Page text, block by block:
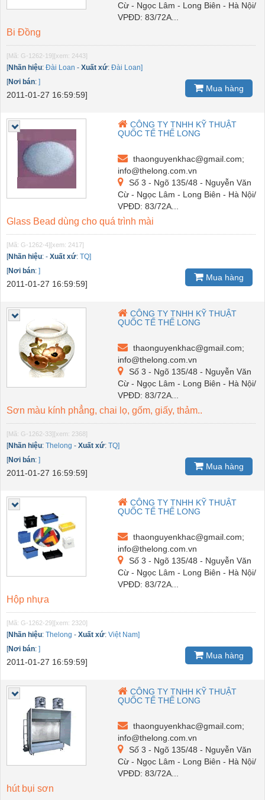
Cừ - Ngọc Lâm - Long Biên - Hà Nội/
VPĐD: 83/72A...
Bi Đồng
[Mã: G-1262-19][xem: 2443]
[Nhãn hiệu: Đài Loan - Xuất xứ: Đài Loan]
[Nơi bán: ]
2011-01-27 16:59:59]
Mua hàng
CÔNG TY TNHH KỸ THUẬT
QUỐC TẾ THẾ LONG
thaonguyenkhac@gmail.com;
info@thelong.com.vn
Số 3 - Ngõ 135/48 - Nguyễn Văn
Cừ - Ngọc Lâm - Long Biên - Hà Nội/
VPĐD: 83/72A...
Glass Bead dùng cho quá trình mài
[Mã: G-1262-4][xem: 2417]
[Nhãn hiệu: - Xuất xứ: TQ]
[Nơi bán: ]
2011-01-27 16:59:59]
Mua hàng
CÔNG TY TNHH KỸ THUẬT
QUỐC TẾ THẾ LONG
thaonguyenkhac@gmail.com;
info@thelong.com.vn
Số 3 - Ngõ 135/48 - Nguyễn Văn
Cừ - Ngọc Lâm - Long Biên - Hà Nội/
VPĐD: 83/72A...
Sơn màu kính phẳng, chai lọ, gốm, giấy, thảm..
[Mã: G-1262-33][xem: 2368]
[Nhãn hiệu: Thelong - Xuất xứ: TQ]
[Nơi bán: ]
2011-01-27 16:59:59]
Mua hàng
CÔNG TY TNHH KỸ THUẬT
QUỐC TẾ THẾ LONG
thaonguyenkhac@gmail.com;
info@thelong.com.vn
Số 3 - Ngõ 135/48 - Nguyễn Văn
Cừ - Ngọc Lâm - Long Biên - Hà Nội/
VPĐD: 83/72A...
Hộp nhựa
[Mã: G-1262-29][xem: 2320]
[Nhãn hiệu: Thelong - Xuất xứ: Việt Nam]
[Nơi bán: ]
2011-01-27 16:59:59]
Mua hàng
CÔNG TY TNHH KỸ THUẬT
QUỐC TẾ THẾ LONG
thaonguyenkhac@gmail.com;
info@thelong.com.vn
Số 3 - Ngõ 135/48 - Nguyễn Văn
Cừ - Ngọc Lâm - Long Biên - Hà Nội/
VPĐD: 83/72A...
hút bụi sơn